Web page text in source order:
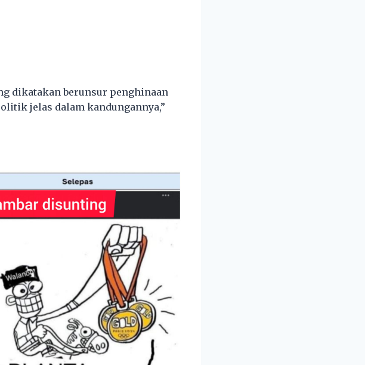
dikatakan berunsur penghinaan
jelas dalam kandungannya,”